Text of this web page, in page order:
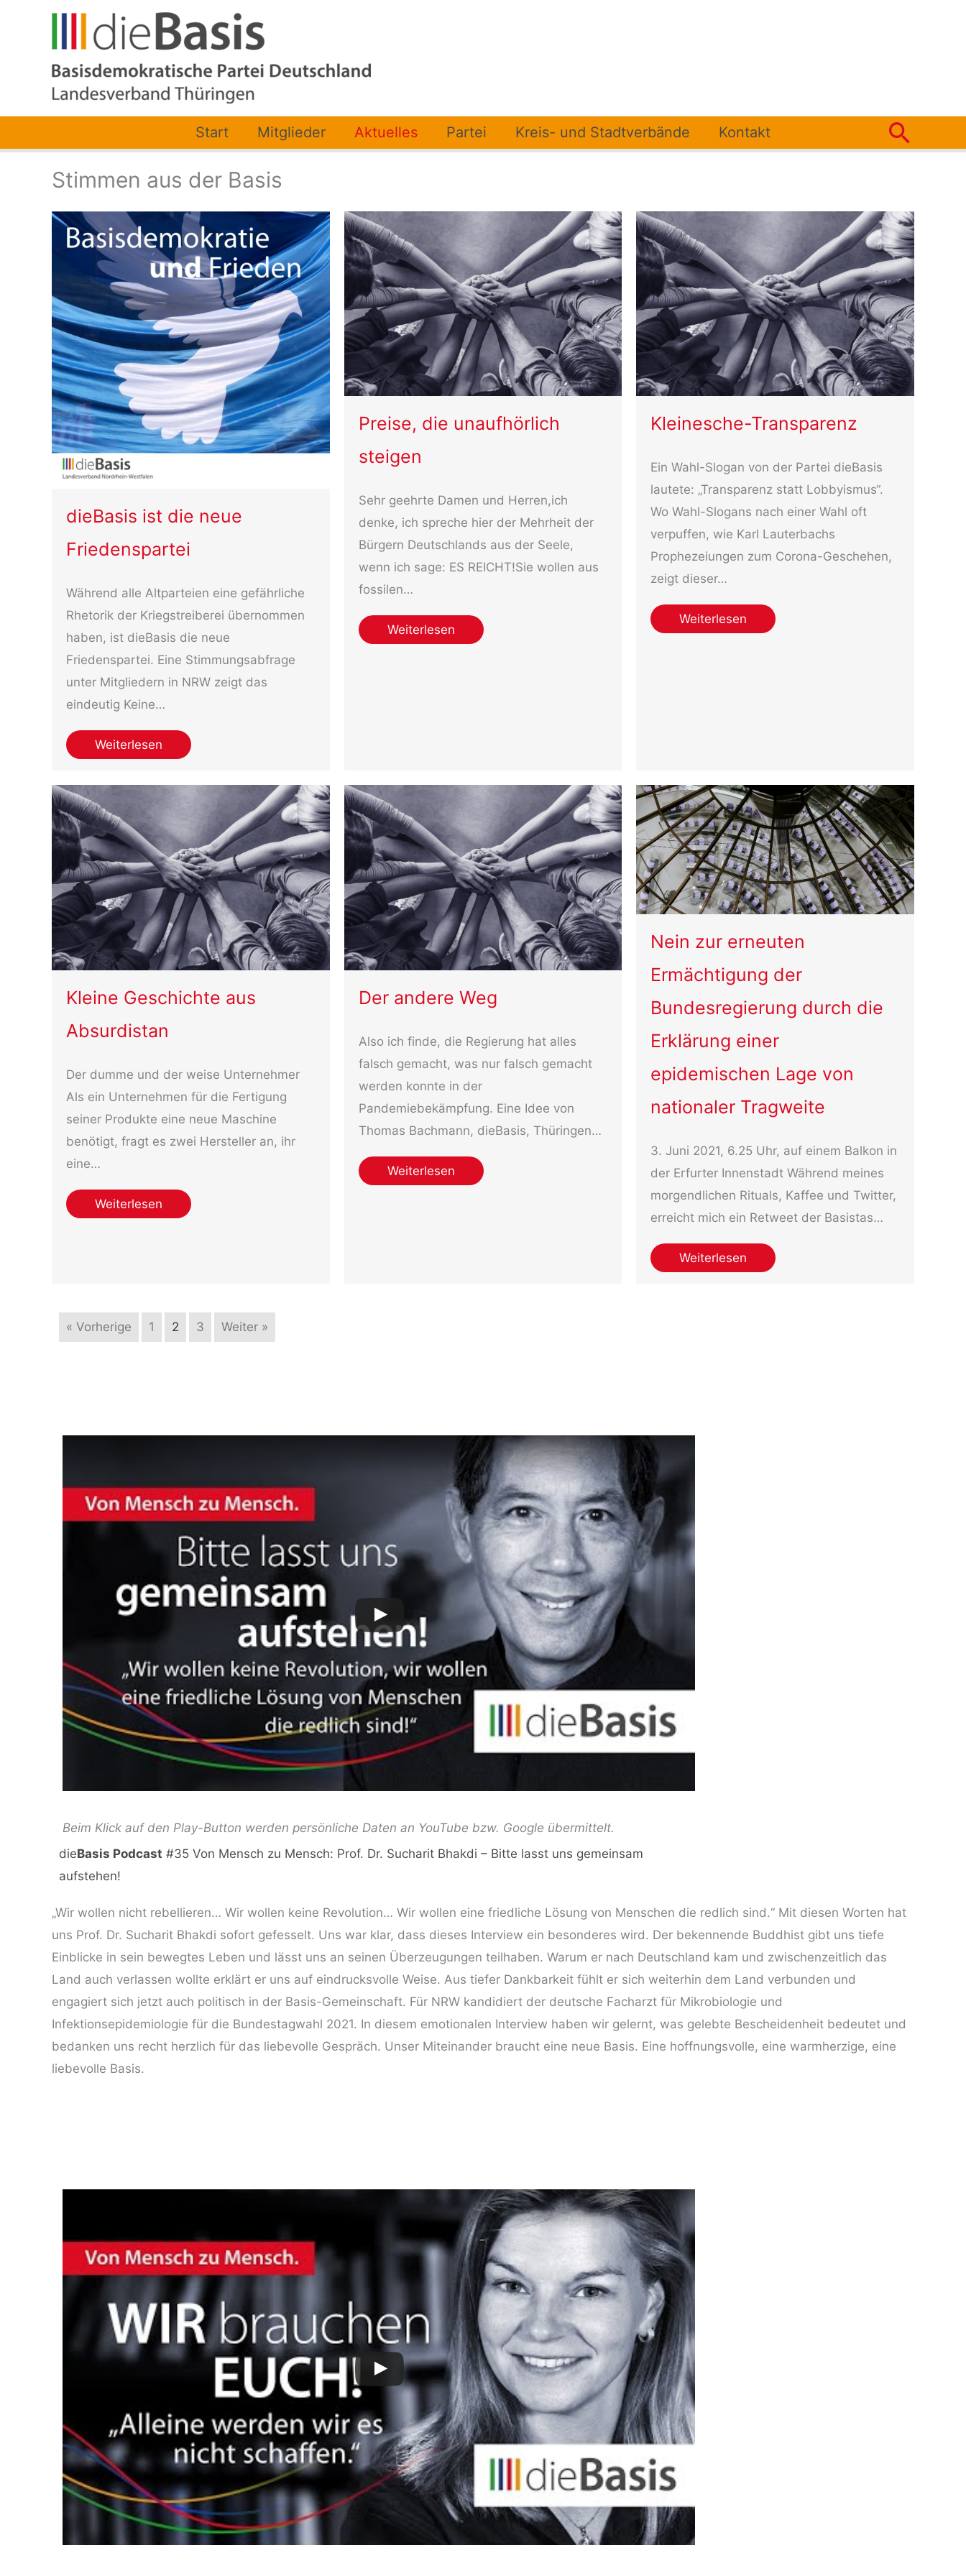
Start Mitglieder Aktuelles Partei Kreis- und Stadtverbände Kontakt
Stimmen aus der Basis
dieBasis ist die neue
Friedenspartei
Während alle Altparteien eine gefährliche
Rhetorik der Kriegstreiberei übernommen
haben, ist dieBasis die neue
Friedenspartei. Eine Stimmungsabfrage
unter Mitgliedern in NRW zeigt das
eindeutig Keine…
Weiterlesen
Preise, die unaufhörlich
steigen
Sehr geehrte Damen und Herren,ich
denke, ich spreche hier der Mehrheit der
Bürgern Deutschlands aus der Seele,
wenn ich sage: ES REICHT!Sie wollen aus
fossilen…
Weiterlesen
Kleinesche-Transparenz
Ein Wahl-Slogan von der Partei dieBasis
lautete: „Transparenz statt Lobbyismus“.
Wo Wahl-Slogans nach einer Wahl oft
verpuffen, wie Karl Lauterbachs
Prophezeiungen zum Corona-Geschehen,
zeigt dieser…
Weiterlesen
Kleine Geschichte aus
Absurdistan
Der dumme und der weise Unternehmer
Als ein Unternehmen für die Fertigung
seiner Produkte eine neue Maschine
benötigt, fragt es zwei Hersteller an, ihr
eine…
Weiterlesen
Der andere Weg
Also ich finde, die Regierung hat alles
falsch gemacht, was nur falsch gemacht
werden konnte in der
Pandemiebekämpfung. Eine Idee von
Thomas Bachmann, dieBasis, Thüringen…
Weiterlesen
Nein zur erneuten
Ermächtigung der
Bundesregierung durch die
Erklärung einer
epidemischen Lage von
nationaler Tragweite
3. Juni 2021, 6.25 Uhr, auf einem Balkon in
der Erfurter Innenstadt Während meines
morgendlichen Rituals, Kaffee und Twitter,
erreicht mich ein Retweet der Basistas…
Weiterlesen
« Vorherige 1 2 3 Weiter »
Beim Klick auf den Play-Button werden persönliche Daten an YouTube bzw. Google übermittelt.
dieBasis Podcast #35 Von Mensch zu Mensch: Prof. Dr. Sucharit Bhakdi – Bitte lasst uns gemeinsam
aufstehen!
„Wir wollen nicht rebellieren… Wir wollen keine Revolution… Wir wollen eine friedliche Lösung von Menschen die redlich sind.“ Mit diesen Worten hat
uns Prof. Dr. Sucharit Bhakdi sofort gefesselt. Uns war klar, dass dieses Interview ein besonderes wird. Der bekennende Buddhist gibt uns tiefe
Einblicke in sein bewegtes Leben und lässt uns an seinen Überzeugungen teilhaben. Warum er nach Deutschland kam und zwischenzeitlich das
Land auch verlassen wollte erklärt er uns auf eindrucksvolle Weise. Aus tiefer Dankbarkeit fühlt er sich weiterhin dem Land verbunden und
engagiert sich jetzt auch politisch in der Basis-Gemeinschaft. Für NRW kandidiert der deutsche Facharzt für Mikrobiologie und
Infektionsepidemiologie für die Bundestagwahl 2021. In diesem emotionalen Interview haben wir gelernt, was gelebte Bescheidenheit bedeutet und
bedanken uns recht herzlich für das liebevolle Gespräch. Unser Miteinander braucht eine neue Basis. Eine hoffnungsvolle, eine warmherzige, eine
liebevolle Basis.